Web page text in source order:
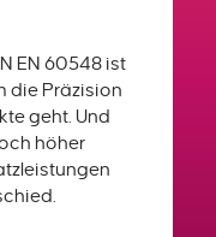
EN 60548 ist
die Präzision
geht. Und
höher